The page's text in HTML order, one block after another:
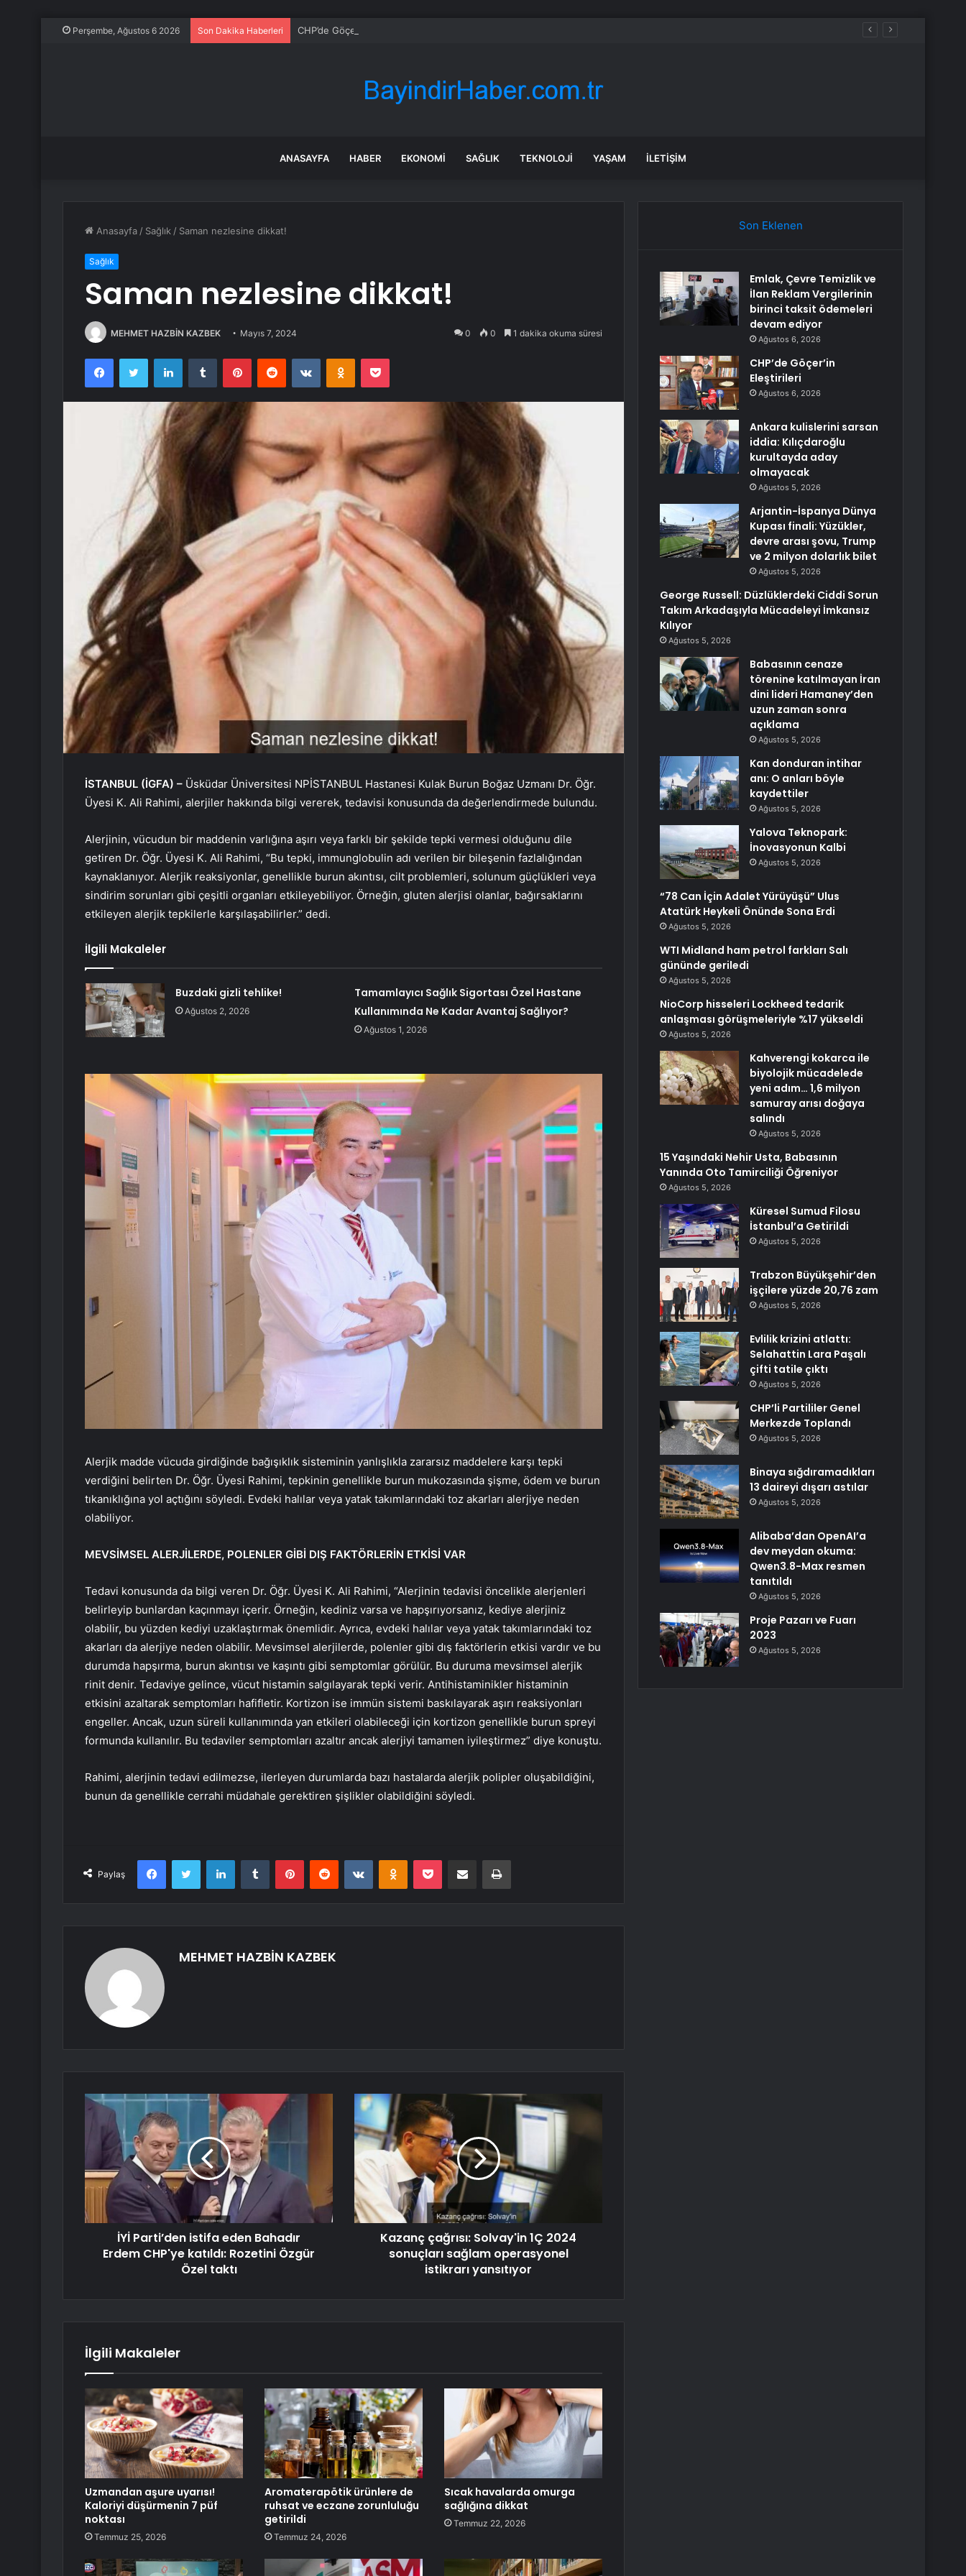
Perşembe, Ağustos 6 2026 Son Dakika Haberleri CHP’de Göçer’in Eleştirileri
ANASAYFA HABER EKONOMI SAĞLIK TEKNOLOJI YAŞAM İLETIŞIM
Anasayfa / Sağlık / Saman nezlesine dikkat!
Sağlık
Saman nezlesine dikkat!
MEHMET HAZBİN KAZBEK Mayıs 7, 2024 0 0 1 dakika okuma süresi
FacebookTwitter LinkedInTumblr PinterestReddit VKontakteOdnoklassniki
Pocket
İSTANBUL (İGFA) – Üsküdar Üniversitesi NPİSTANBUL Hastanesi Kulak Burun Boğaz Uzmanı Dr. Öğr.
Üyesi K. Ali Rahimi, alerjiler hakkında bilgi vererek, tedavisi konusunda da değerlendirmede bulundu.
Alerjinin, vücudun bir maddenin varlığına aşırı veya farklı bir şekilde tepki vermesi olduğunu dile
getiren Dr. Öğr. Üyesi K. Ali Rahimi, “Bu tepki, immunglobulin adı verilen bir bileşenin fazlalığından
kaynaklanıyor. Alerjik reaksiyonlar, genellikle burun akıntısı, cilt problemleri, solunum güçlükleri veya
sindirim sorunları gibi çeşitli organları etkileyebiliyor. Örneğin, gluten alerjisi olanlar, bağırsaklarını
etkileyen alerjik tepkilerle karşılaşabilirler.” dedi.
İlgili Makaleler
Buzdaki gizli tehlike!
Ağustos 2, 2026
Tamamlayıcı Sağlık Sigortası Özel Hastane
Kullanımında Ne Kadar Avantaj Sağlıyor?
Ağustos 1, 2026
Alerjik madde vücuda girdiğinde bağışıklık sisteminin yanlışlıkla zararsız maddelere karşı tepki
verdiğini belirten Dr. Öğr. Üyesi Rahimi, tepkinin genellikle burun mukozasında şişme, ödem ve burun
tıkanıklığına yol açtığını söyledi. Evdeki halılar veya yatak takımlarındaki toz akarları alerjiye neden
olabiliyor.
MEVSİMSEL ALERJİLERDE, POLENLER GİBİ DIŞ FAKTÖRLERİN ETKİSİ VAR
Tedavi konusunda da bilgi veren Dr. Öğr. Üyesi K. Ali Rahimi, “Alerjinin tedavisi öncelikle alerjenleri
belirleyip bunlardan kaçınmayı içerir. Örneğin, kediniz varsa ve hapşırıyorsanız, kediye alerjiniz
olabilir, bu yüzden kediyi uzaklaştırmak önemlidir. Ayrıca, evdeki halılar veya yatak takımlarındaki toz
akarları da alerjiye neden olabilir. Mevsimsel alerjilerde, polenler gibi dış faktörlerin etkisi vardır ve bu
durumda hapşırma, burun akıntısı ve kaşıntı gibi semptomlar görülür. Bu duruma mevsimsel alerjik
rinit denir. Tedaviye gelince, vücut histamin salgılayarak tepki verir. Antihistaminikler histaminin
etkisini azaltarak semptomları hafifletir. Kortizon ise immün sistemi baskılayarak aşırı reaksiyonları
engeller. Ancak, uzun süreli kullanımında yan etkileri olabileceği için kortizon genellikle burun spreyi
formunda kullanılır. Bu tedaviler semptomları azaltır ancak alerjiyi tamamen iyileştirmez” diye konuştu.
Rahimi, alerjinin tedavi edilmezse, ilerleyen durumlarda bazı hastalarda alerjik polipler oluşabildiğini,
bunun da genellikle cerrahi müdahale gerektiren şişlikler olabildiğini söyledi.
Paylaş
FacebookTwitter LinkedInTumblr PinterestReddit VKontakteOdnoklassniki
Pocket E-Posta ile paylaş Yazdır
MEHMET HAZBİN KAZBEK
İYİ Parti’den istifa eden Bahadır
Erdem CHP'ye katıldı: Rozetini Özgür
Özel taktı
Kazanç çağrısı: Solvay'in 1Ç 2024
sonuçları sağlam operasyonel
istikrarı yansıtıyor
İlgili Makaleler
Uzmandan aşure uyarısı!
Kaloriyi düşürmenin 7 püf
noktası
Temmuz 25, 2026
Aromaterapötik ürünlere de
ruhsat ve eczane zorunluluğu
getirildi
Temmuz 24, 2026
Sıcak havalarda omurga
sağlığına dikkat
Temmuz 22, 2026
Son Eklenen
Emlak, Çevre Temizlik ve
İlan Reklam Vergilerinin
birinci taksit ödemeleri
devam ediyor
Ağustos 6, 2026
CHP’de Göçer’in
Eleştirileri
Ağustos 6, 2026
Ankara kulislerini sarsan
iddia: Kılıçdaroğlu
kurultayda aday
olmayacak
Ağustos 5, 2026
Arjantin-İspanya Dünya
Kupası finali: Yüzükler,
devre arası şovu, Trump
ve 2 milyon dolarlık bilet
Ağustos 5, 2026
George Russell: Düzlüklerdeki Ciddi Sorun
Takım Arkadaşıyla Mücadeleyi İmkansız
Kılıyor
Ağustos 5, 2026
Babasının cenaze
törenine katılmayan İran
dini lideri Hamaney’den
uzun zaman sonra
açıklama
Ağustos 5, 2026
Kan donduran intihar
anı: O anları böyle
kaydettiler
Ağustos 5, 2026
Yalova Teknopark:
İnovasyonun Kalbi
Ağustos 5, 2026
“78 Can İçin Adalet Yürüyüşü” Ulus
Atatürk Heykeli Önünde Sona Erdi
Ağustos 5, 2026
WTI Midland ham petrol farkları Salı
gününde geriledi
Ağustos 5, 2026
NioCorp hisseleri Lockheed tedarik
anlaşması görüşmeleriyle %17 yükseldi
Ağustos 5, 2026
Kahverengi kokarca ile
biyolojik mücadelede
yeni adım… 1,6 milyon
samuray arısı doğaya
salındı
Ağustos 5, 2026
15 Yaşındaki Nehir Usta, Babasının
Yanında Oto Tamirciliği Öğreniyor
Ağustos 5, 2026
Küresel Sumud Filosu
İstanbul’a Getirildi
Ağustos 5, 2026
Trabzon Büyükşehir’den
işçilere yüzde 20,76 zam
Ağustos 5, 2026
Evlilik krizini atlattı:
Selahattin Lara Paşalı
çifti tatile çıktı
Ağustos 5, 2026
CHP’li Partililer Genel
Merkezde Toplandı
Ağustos 5, 2026
Binaya sığdıramadıkları
13 daireyi dışarı astılar
Ağustos 5, 2026
Alibaba’dan OpenAI’a
dev meydan okuma:
Qwen3.8-Max resmen
tanıtıldı
Ağustos 5, 2026
Proje Pazarı ve Fuarı
2023
Ağustos 5, 2026